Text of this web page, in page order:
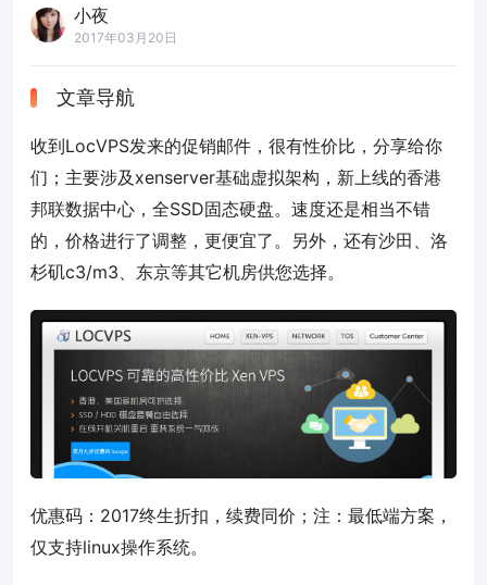
小夜
2017年03月20日
文章导航
收到LocVPS发来的促销邮件，很有性价比，分享给你
们；主要涉及xenserver基础虚拟架构，新上线的香港
邦联数据中心，全SSD固态硬盘。速度还是相当不错
的，价格进行了调整，更便宜了。另外，还有沙田、洛
杉矶c3/m3、东京等其它机房供您选择。
优惠码： 2017终生折扣，续费同价；注：最低端方案，
仅支持linux操作系统。